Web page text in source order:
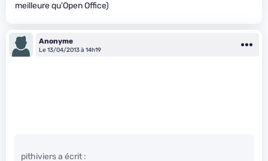
meilleure qu’Open Office)
Anonyme
Le 13/04/2013 à 14h19
pithiviers a écrit :